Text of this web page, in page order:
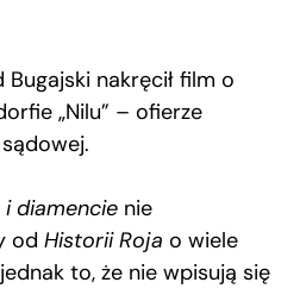
nakręcił film o
„Nilu” – ofierze
i diamencie nie
od Historii Roja o wiele
to, że nie wpisują się